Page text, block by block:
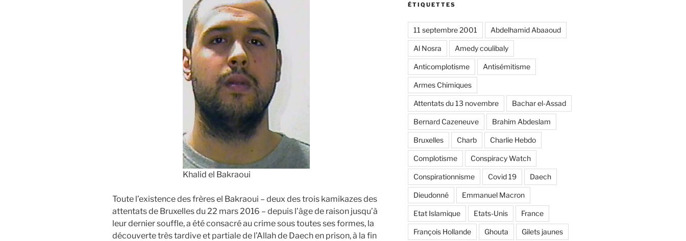
Khalid el Bakraoui
Toute l’existence des frères el Bakraoui – deux des trois kamikazes des
attentats de Bruxelles du 22 mars 2016 – depuis l’âge de raison jusqu’à
leur dernier souffle, a été consacré au crime sous toutes ses formes, la
découverte très tardive et partiale de l’Allah de Daech en prison, à la fin
ÉTIQUETTES
11 septembre 2001 Abdelhamid Abaaoud
Al Nosra Amedy coulibaly
Anticomplotisme Antisémitisme
Armes Chimiques
Attentats du 13 novembre Bachar el-Assad
Bernard Cazeneuve Brahim Abdeslam
Bruxelles Charb Charlie Hebdo
Complotisme Conspiracy Watch
Conspirationnisme Covid 19 Daech
Dieudonné Emmanuel Macron
Etat Islamique Etats-Unis France
François Hollande Ghouta Gilets jaunes